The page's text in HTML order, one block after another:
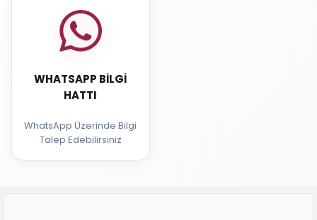
WHATSAPP BILGI
HATTI
WhatsApp Üzerinde Bilgi
Talep Edebilirsiniz